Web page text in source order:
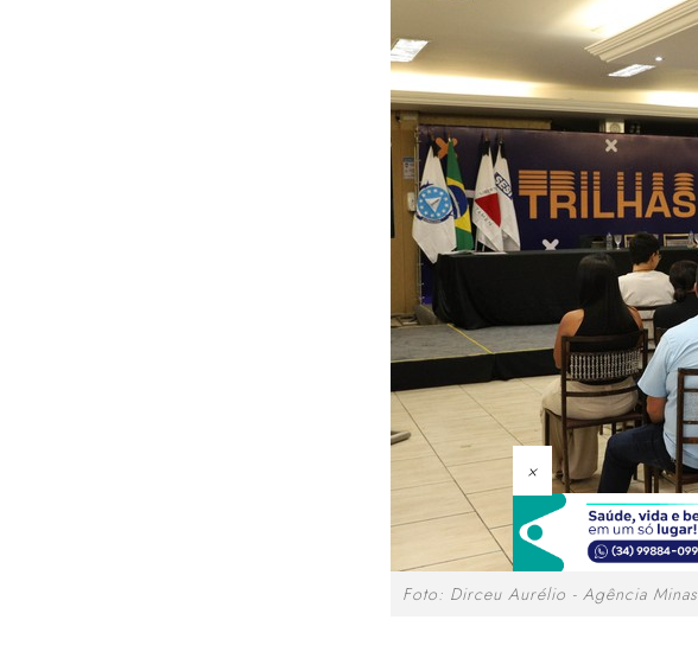
×
Foto: Dirceu Aurélio - Agência Minas